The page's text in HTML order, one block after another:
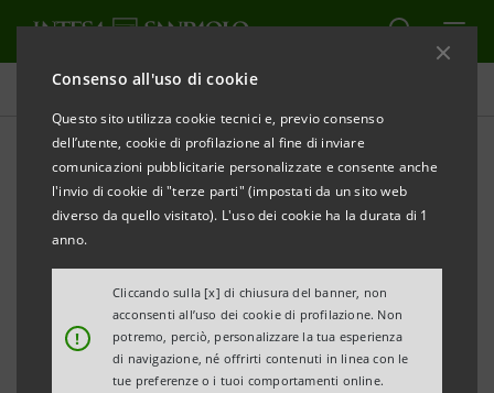
Consenso all'uso di cookie
Questo sito utilizza cookie tecnici e, previo consenso
dell’utente, cookie di profilazione al fine di inviare
comunicazioni pubblicitarie personalizzate e consente anche
l'invio di cookie di "terze parti" (impostati da un sito web
diverso da quello visitato). L'uso dei cookie ha la durata di 1
anno.
!
Cliccando sulla [x] di chiusura del banner, non
acconsenti all’uso dei cookie di profilazione. Non
potremo, perciò, personalizzare la tua esperienza
di navigazione, né offrirti contenuti in linea con le
tue preferenze o i tuoi comportamenti online.
Comunicati stampa
STAMPA AGGIORNA
EMILIA-ROMAGNA: INTESA SANPAOLO SOSTIENE IL
PROGETTO “RAGAZZI IN CAMMINO”
LAVORO” PER I NEO-MAGGIORENNI PROVENIENTI
DA SITUAZIONI DIFFICILI
• Obiettivo del progetto dell’organizzazione di